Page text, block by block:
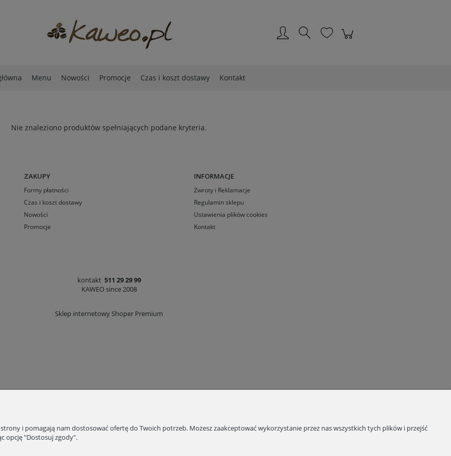
Menu Nowości Promocje Czas i koszt dostawy Kontakt
Nie znaleziono produktów spełniających podane kryteria.
ZAKUPY
Formy płatności
Czas i koszt dostawy
Nowości
Promocje
INFORMACJE
Zwroty i Reklamacje
Regulamin sklepu
Ustawienia plików cookies
Kontakt
kontakt 511 29 29 99
KAWEO since 2008
Sklep internetowy Shoper Premium
i pomagają nam dostosować ofertę do Twoich potrzeb. Możesz zaakceptować wykorzystanie przez nas wszystkich tych plików i przejść
opcję "Dostosuj zgody".